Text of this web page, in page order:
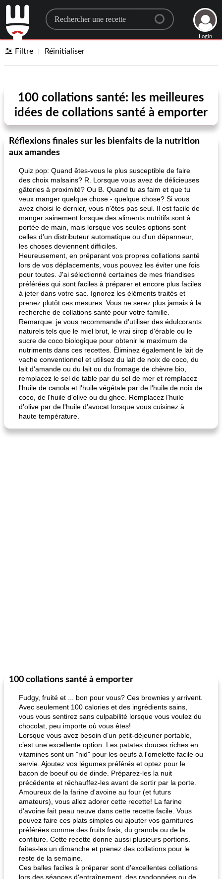
Search for a recipe
Login
Filtre Réinitialiser
100 collations santé: les meilleures
idées de collations santé à emporter
Réflexions finales sur les bienfaits de la nutrition
aux amandes
Quiz pop: Quand êtes-vous le plus susceptible de faire
des choix malsains? R. Lorsque vous avez de délicieuses
gâteries à proximité? Ou B. Quand tu as faim et que tu
veux manger quelque chose - quelque chose? Si vous
avez choisi le dernier, vous n'êtes pas seul. Il est facile de
manger sainement lorsque des aliments nutritifs sont à
portée de main, mais lorsque vos seules options sont
celles d'un distributeur automatique ou d'un dépanneur,
les choses deviennent difficiles.
Heureusement, en préparant vos propres collations santé
lors de vos déplacements, vous pouvez les éviter une fois
pour toutes. J'ai sélectionné certaines de mes friandises
préférées qui sont faciles à préparer et encore plus faciles
à jeter dans votre sac. Ignorez les éléments traités et
prenez plutôt ces mesures. Vous ne serez plus jamais à la
recherche de collations santé pour votre famille.
Remarque: je vous recommande d'utiliser des édulcorants
naturels tels que le miel brut, le vrai sirop d'érable ou le
sucre de coco biologique pour obtenir le maximum de
nutriments dans ces recettes. Éliminez également le lait de
vache conventionnel et utilisez du lait de noix de coco, du
lait d'amande ou du lait ou du fromage de chèvre bio,
remplacez le sel de table par du sel de mer et remplacez
l'huile de canola et l'huile végétale par de l'huile de noix de
coco, de l'huile d'olive ou du ghee. Remplacez l'huile
d'olive par de l'huile d'avocat lorsque vous cuisinez à
haute température.
100 collations santé à emporter
Fudgy, fruité et ... bon pour vous? Ces brownies y arrivent.
Avec seulement 100 calories et des ingrédients sains,
vous vous sentirez sans culpabilité lorsque vous voulez du
chocolat, peu importe où vous êtes!
Lorsque vous avez besoin d’un petit-déjeuner portable,
c’est une excellente option. Les patates douces riches en
vitamines sont un "nid" pour les oeufs à l'omelette facile ou
servie. Ajoutez vos légumes préférés et optez pour le
bacon de boeuf ou de dinde. Préparez-les la nuit
précédente et réchauffez-les avant de sortir par la porte.
Amoureux de la farine d'avoine au four (et futurs
amateurs), vous allez adorer cette recette! La farine
d'avoine fait peau neuve dans cette recette facile. Vous
pouvez faire ces plats simples ou ajouter vos garnitures
préférées comme des fruits frais, du granola ou de la
confiture. Cette recette donne aussi plusieurs portions.
faites-les un dimanche et prenez des collations pour le
reste de la semaine.
Ces balles faciles à préparer sont d'excellentes collations
lors des séances d'entraînement, des randonnées ou de